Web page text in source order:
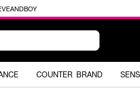
COUNTER BRAND